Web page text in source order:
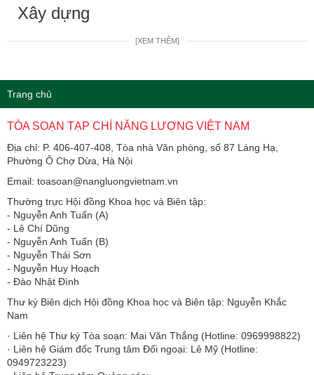
Xây dựng
[XEM THÊM]
Trang chủ
TÒA SOẠN TẠP CHÍ NĂNG LƯỢNG VIỆT NAM
Địa chỉ: P. 406-407-408, Tòa nhà Văn phòng, số 87 Láng Hạ,
Phường Ô Chợ Dừa, Hà Nội
Email: toasoan@nangluongvietnam.vn
Thường trực Hội đồng Khoa học và Biên tập:
​​​​​​- Nguyễn Anh Tuấn (A)
- Lê Chí Dũng
- Nguyễn Anh Tuấn (B)
- Nguyễn Thái Sơn
- Nguyễn Huy Hoạch
- Đào Nhật Đình
Thư ký Biên dịch Hội đồng Khoa học và Biên tập: Nguyễn Khắc
Nam
· Liên hệ Thư ký Tòa soạn: Mai Văn Thắng (Hotline: 0969998822)
· Liên hệ Giám đốc Trung tâm Đối ngoại: Lê Mỹ (Hotline:
0949723223)